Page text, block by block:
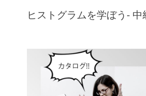
ヒストグラムを学ぼう-